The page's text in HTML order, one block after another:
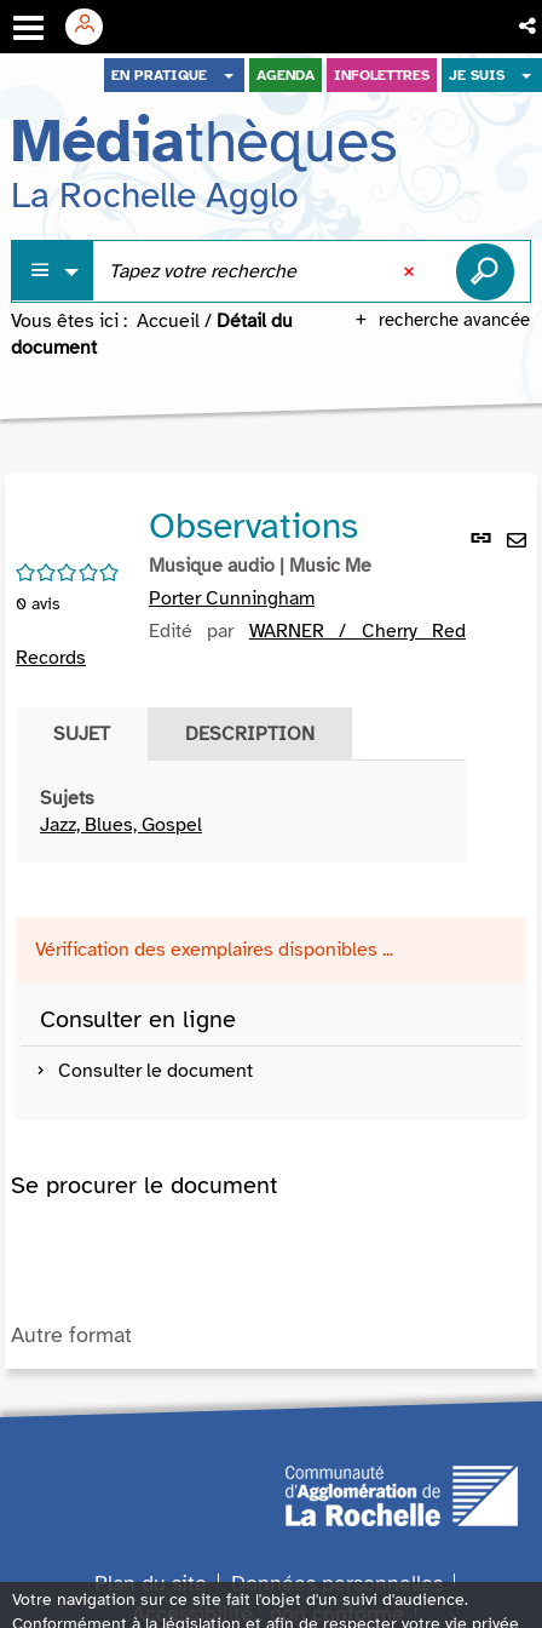
menu
contenu
recherche
EN PRATIQUE AGENDA INFOLETTRES JE SUIS
Médiathèques
La Rochelle Agglo
recherche avancée
Vous êtes ici : Accueil / Détail du
document
Lien
/5
0 avis
Observations
Musique audio | Music Me
Porter Cunningham
Edité par WARNER / Cherry Red
Records
SUJET DESCRIPTION
Sujets
Jazz, Blues, Gospel
Vérification des exemplaires disponibles ...
Consulter en ligne
Consulter le document
Se procurer le document
Autre format
Plan du site
Données personnelles
Accessibilité : non conforme
Votre navigation sur ce site fait l'objet d'un suivi d'audience.
Conformément à la législation et afin de respecter votre vie privée,